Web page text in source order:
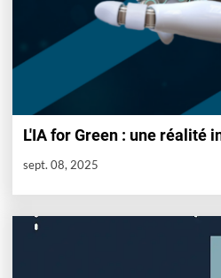
L'IA for Green : une réalité
sept. 08, 2025